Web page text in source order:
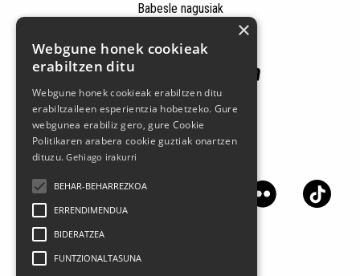
Babesle nagusiak
Jarrai gaitzazu sare sozialetan
×
Webgune honek cookieak
erabiltzen ditu
Webgune honek cookieak erabiltzen ditu
erabiltzaileen esperientzia hobetzeko. Gure
webgunea erabiliz gero, gure Cookie
Politikaren arabera cookie guztiak onartzen
dituzu.Gehiago irakurri
BEHAR-BEHARREZKOA
ERRENDIMENDUA
BIDERATZEA
FUNTZIONALTASUNA